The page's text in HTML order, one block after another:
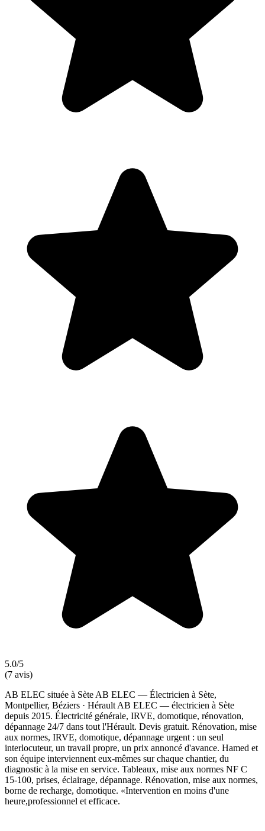
5.0/5
(7 avis)
AB ELEC située à Sète AB ELEC — Électricien à Sète,
Montpellier, Béziers · Hérault AB ELEC — électricien à Sète
depuis 2015. Électricité générale, IRVE, domotique, rénovation,
dépannage 24/7 dans tout l'Hérault. Devis gratuit. Rénovation, mise
aux normes, IRVE, domotique, dépannage urgent : un seul
interlocuteur, un travail propre, un prix annoncé d'avance. Hamed et
son équipe interviennent eux-mêmes sur chaque chantier, du
diagnostic à la mise en service. Tableaux, mise aux normes NF C
15-100, prises, éclairage, dépannage. Rénovation, mise aux normes,
borne de recharge, domotique. «Intervention en moins d'une
heure,professionnel et efficace.